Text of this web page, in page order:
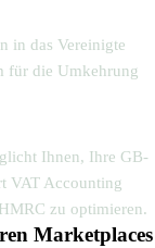
in das Vereinigte
für die Umkehrung
Ihnen, Ihre GB-
VAT Accounting
zu optimieren.
Marketplaces